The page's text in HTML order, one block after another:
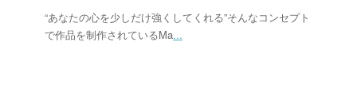
“あなたの心を少しだけ強くしてくれる”そんなコンセプト
で作品を制作されているMa...